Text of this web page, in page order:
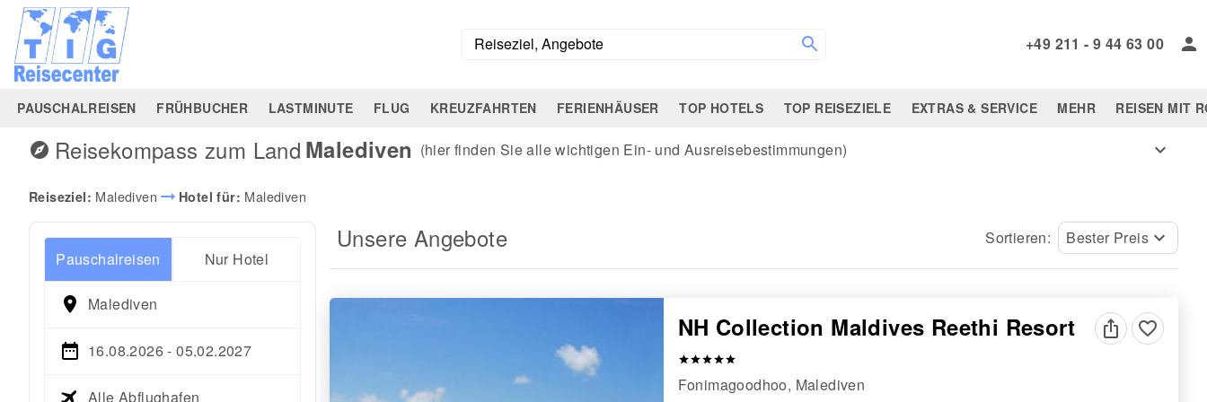
+49 211 - 9 44 63 00
PAUSCHALREISEN FRÜHBUCHER LASTMINUTE FLUG KREUZFAHRTEN FERIENHÄUSER TOP HOTELS TOP REISEZIELE EXTRAS & SERVICE MEHR REISEN MIT
explore Reisekompass zum Land Malediven (hier finden Sie alle wichtigen Ein- und Ausreisebestimmungen) expand_more
Reiseziel: Malediven arrow_right_alt Hotel für: Malediven
Pauschalreisen Nur Hotel
Malediven
16.08.2026 - 05.02.2027
Alle Abflughafen
Unsere Angebote Sortieren: Bester Preis keyboard_arrow_down
NH Collection Maldives Reethi Resort
starstarstarstarstar
favorite_border
Fonimagoodhoo, Malediven